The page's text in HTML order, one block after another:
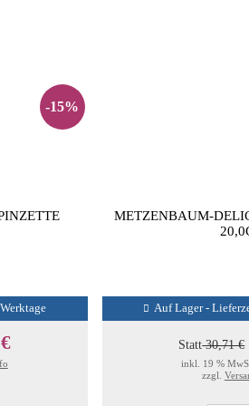
-15%
METZENBAUM-
Auf Lager -
Statt30,71 €
inkl. 19 %
zzgl.